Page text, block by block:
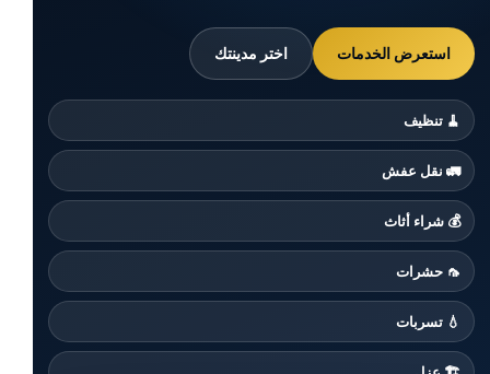
استعرض الخدمات اختر مدينتك
🧹 تنظيف
🚛 نقل عفش
💰 شراء أثاث
🦟 حشرات
💧 تسربات